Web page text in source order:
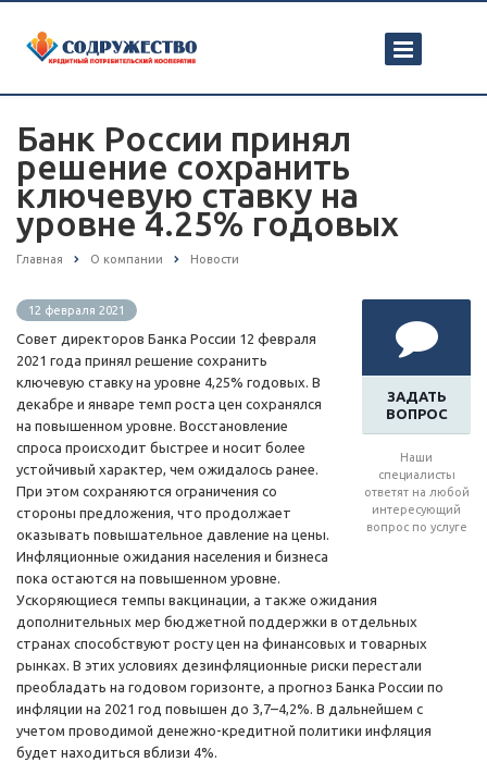
Банк России принял
решение сохранить
ключевую ставку на
уровне 4.25% годовых
Главная О компании Новости
ЗАДАТЬ
ВОПРОС
Наши
специалисты
ответят на любой
интересующий
вопрос по услуге
12 февраля 2021
Совет директоров Банка России 12 февраля
2021 года принял решение сохранить
ключевую ставку на уровне 4,25% годовых. В
декабре и январе темп роста цен сохранялся
на повышенном уровне. Восстановление
спроса происходит быстрее и носит более
устойчивый характер, чем ожидалось ранее.
При этом сохраняются ограничения со
стороны предложения, что продолжает
оказывать повышательное давление на цены.
Инфляционные ожидания населения и бизнеса
пока остаются на повышенном уровне.
Ускоряющиеся темпы вакцинации, а также ожидания
дополнительных мер бюджетной поддержки в отдельных
странах способствуют росту цен на финансовых и товарных
рынках. В этих условиях дезинфляционные риски перестали
преобладать на годовом горизонте, а прогноз Банка России по
инфляции на 2021 год повышен до 3,7–4,2%. В дальнейшем с
учетом проводимой денежно-кредитной политики инфляция
будет находиться вблизи 4%.